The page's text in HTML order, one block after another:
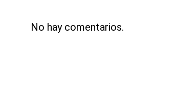
No hay comentarios.